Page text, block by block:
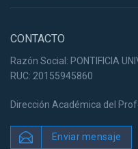
CONTACTO
Razón Social: PONTIFICIA
RUC: 20155945860
Dirección Académica del
Enviar mensaje